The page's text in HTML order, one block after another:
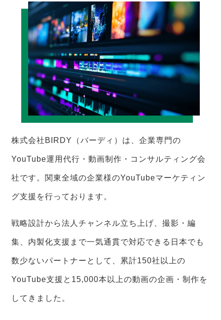
株式会社BIRDY（バーディ）は、企業専門の
YouTube運用代行・動画制作・コンサルティング会
社です。関東全域の企業様のYouTubeマーケティン
グ支援を行っております。
戦略設計から法人チャンネル立ち上げ、撮影・編
集、内製化支援まで一気通貫で対応できる日本でも
数少ないパートナーとして、累計150社以上の
YouTube支援と15,000本以上の動画の企画・制作を
してきました。